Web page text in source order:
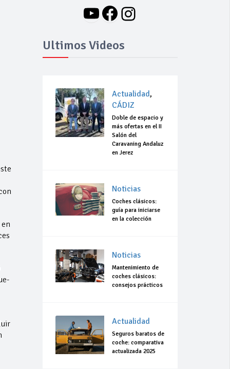
YouTube
Facebook
Instagram
Ultimos Videos
Actualidad,
CÁDIZ
Doble de espacio y
más ofertas en el II
Salón del
Caravaning Andaluz
en Jerez
Noticias
Coches clásicos:
guía para iniciarse
en la colección
Noticias
Mantenimiento de
coches clásicos:
consejos prácticos
Actualidad
Seguros baratos de
coche: comparativa
actualizada 2025